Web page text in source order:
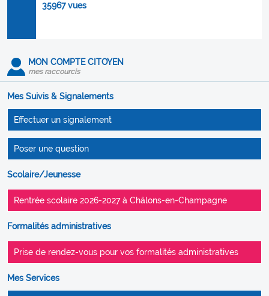
35967 vues
MON COMPTE CITOYEN
mes raccourcis
Mes Suivis & Signalements
Effectuer un signalement
Poser une question
Scolaire/Jeunesse
Rentrée scolaire 2026-2027 à Châlons-en-Champagne
Formalités administratives
Prise de rendez-vous pour vos formalités administratives
Mes Services